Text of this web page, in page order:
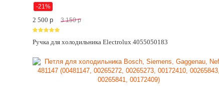
-21%
2 500 p 3 150 p
Ручка для холодильника Electrolux 4055050183